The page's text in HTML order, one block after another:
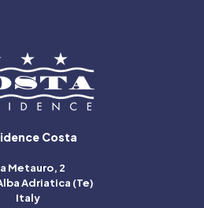
Costa
Metauro, 2
Adriatica (Te)
Italy